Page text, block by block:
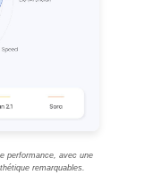
performance, avec une
remarquables.